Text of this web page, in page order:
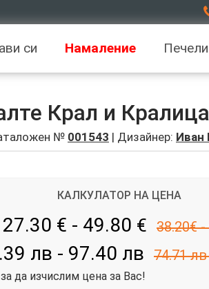
си Намаление
Крал и
№ 001543 | Дизайнер: Иван
КАЛКУЛАТОР НА ЦЕНА
27.30 € - 49.80 € 38.20€ -
лв - 97.40 лв 74.71
да изчислим цена за Вас!